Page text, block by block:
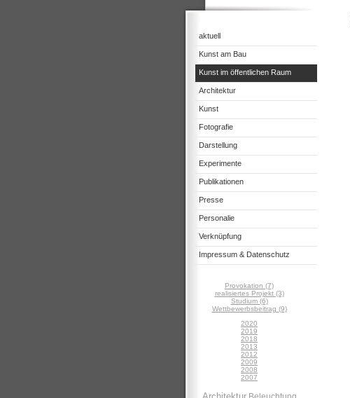
aktuell
Kunst am Bau
Kunst im öffentlichen Raum
Architektur
Kunst
Fotografie
Darstellung
Experimente
Publikationen
Presse
Personalie
Verknüpfung
Impressum & Datenschutz
Provokation (7)
realisiertes Projekt (3)
Studium (6)
Wettbewerbsbeitrag (9)
2020
2019
2018
2013
2012
2009
2008
2007